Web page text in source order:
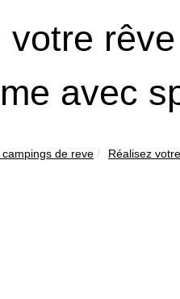
avec
campings de reve Réalisez